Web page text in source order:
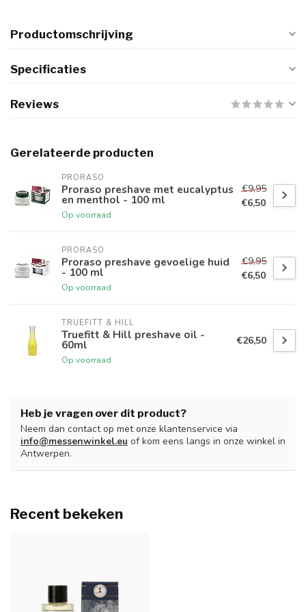
Productomschrijving
Specificaties
Reviews
Gerelateerde producten
PRORASO
Proraso preshave met eucalyptus
en menthol - 100 ml
Op voorraad
€9,95
€6,50
PRORASO
Proraso preshave gevoelige huid
- 100 ml
Op voorraad
€9,95
€6,50
TRUEFITT & HILL
Truefitt & Hill preshave oil -
60ml
Op voorraad
€26,50
Heb je vragen over dit product?
Neem dan contact op met onze klantenservice via
info@messenwinkel.eu of kom eens langs in onze winkel in
Antwerpen.
Recent bekeken